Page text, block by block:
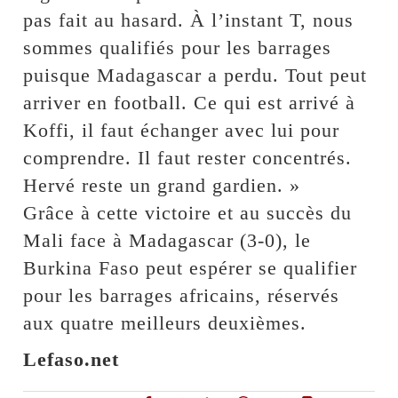
pas fait au hasard. À l’instant T, nous
sommes qualifiés pour les barrages
puisque Madagascar a perdu. Tout peut
arriver en football. Ce qui est arrivé à
Koffi, il faut échanger avec lui pour
comprendre. Il faut rester concentrés.
Hervé reste un grand gardien. »
Grâce à cette victoire et au succès du
Mali face à Madagascar (3-0), le
Burkina Faso peut espérer se qualifier
pour les barrages africains, réservés
aux quatre meilleurs deuxièmes.
Lefaso.net